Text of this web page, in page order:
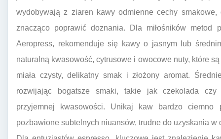
wydobywają z ziaren kawy odmienne cechy
znacząco poprawić doznania. Dla miłośników metod
Aeropress, rekomenduje się kawy o jasnym lub
naturalną kwasowość, cytrusowe i owocowe nuty, które
miała czysty, delikatny smak i złożony aromat.
rozwijając bogatsze smaki, takie jak czekolada czy
przyjemnej kwasowości. Unikaj kaw bardzo
pozbawione subtelnych niuansów, trudne do uzyskania